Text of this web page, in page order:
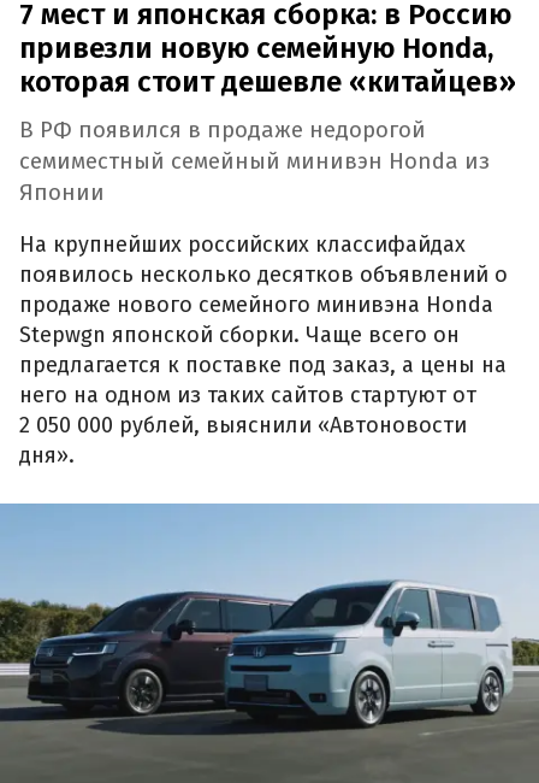
7 мест и японская сборка: в Россию
привезли новую семейную Honda,
которая стоит дешевле «китайцев»
В РФ появился в продаже недорогой
семиместный семейный минивэн Honda из
Японии
На крупнейших российских классифайдах
появилось несколько десятков объявлений о
продаже нового семейного минивэна Honda
Stepwgn японской сборки. Чаще всего он
предлагается к поставке под заказ, а цены на
него на одном из таких сайтов стартуют от
2 050 000 рублей, выяснили «Автоновости
дня».